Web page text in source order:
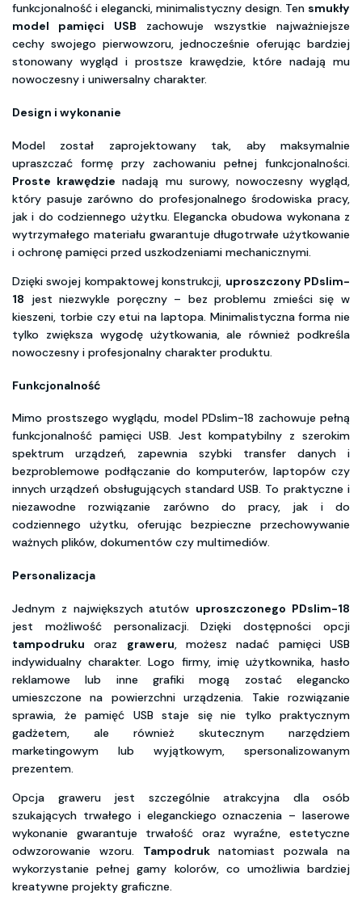
funkcjonalność i elegancki, minimalistyczny design. Ten smukły
model pamięci USB zachowuje wszystkie najważniejsze
cechy swojego pierwowzoru, jednocześnie oferując bardziej
stonowany wygląd i prostsze krawędzie, które nadają mu
nowoczesny i uniwersalny charakter.
Design i wykonanie
Model został zaprojektowany tak, aby maksymalnie
upraszczać formę przy zachowaniu pełnej funkcjonalności.
Proste krawędzie nadają mu surowy, nowoczesny wygląd,
który pasuje zarówno do profesjonalnego środowiska pracy,
jak i do codziennego użytku. Elegancka obudowa wykonana z
wytrzymałego materiału gwarantuje długotrwałe użytkowanie
i ochronę pamięci przed uszkodzeniami mechanicznymi.
Dzięki swojej kompaktowej konstrukcji, uproszczony PDslim-
18 jest niezwykle poręczny – bez problemu zmieści się w
kieszeni, torbie czy etui na laptopa. Minimalistyczna forma nie
tylko zwiększa wygodę użytkowania, ale również podkreśla
nowoczesny i profesjonalny charakter produktu.
Funkcjonalność
Mimo prostszego wyglądu, model PDslim-18 zachowuje pełną
funkcjonalność pamięci USB. Jest kompatybilny z szerokim
spektrum urządzeń, zapewnia szybki transfer danych i
bezproblemowe podłączanie do komputerów, laptopów czy
innych urządzeń obsługujących standard USB. To praktyczne i
niezawodne rozwiązanie zarówno do pracy, jak i do
codziennego użytku, oferując bezpieczne przechowywanie
ważnych plików, dokumentów czy multimediów.
Personalizacja
Jednym z największych atutów uproszczonego PDslim-18
jest możliwość personalizacji. Dzięki dostępności opcji
tampodruku oraz graweru, możesz nadać pamięci USB
indywidualny charakter. Logo firmy, imię użytkownika, hasło
reklamowe lub inne grafiki mogą zostać elegancko
umieszczone na powierzchni urządzenia. Takie rozwiązanie
sprawia, że pamięć USB staje się nie tylko praktycznym
gadżetem, ale również skutecznym narzędziem
marketingowym lub wyjątkowym, spersonalizowanym
prezentem.
Opcja graweru jest szczególnie atrakcyjna dla osób
szukających trwałego i eleganckiego oznaczenia – laserowe
wykonanie gwarantuje trwałość oraz wyraźne, estetyczne
odwzorowanie wzoru. Tampodruknatomiast pozwala na
wykorzystanie pełnej gamy kolorów, co umożliwia bardziej
kreatywne projekty graficzne.